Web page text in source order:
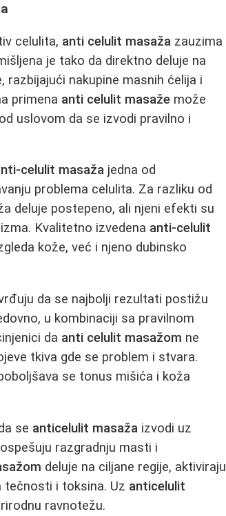
celulita, anti celulit masaža zauzima
je tako da direktno deluje na
nakupine masnih ćelija i
primena anti celulit masaže može
uslovom da se izvodi pravilno i
celulit masaža jedna od
problema celulita. Za razliku od
deluje postepeno, ali njeni efekti su
Kvalitetno izvedena anti-celulit
kože, već i njeno dubinsko
da se najbolji rezultati postižu
u kombinaciji sa pravilnom
da anti celulit masažom ne
tkiva gde se problem i stvara.
se tonus mišića i koža
se anticelulit masaža izvodi uz
razgradnju masti i
deluje na ciljane regije, aktiviraju
tečnosti i toksina. Uz anticelulit
ravnotežu.